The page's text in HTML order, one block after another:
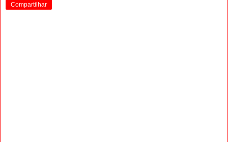
Compartilhar